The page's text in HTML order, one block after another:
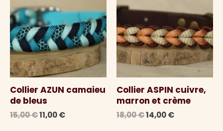
Collier AZUN camaieu
de bleus
15,00€Le
11,00€Le
Collier ASPIN cuivre,
marron et crème
18,00€Le
14,00€Le